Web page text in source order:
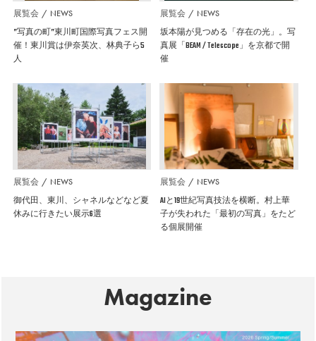
展覧会 NEWS
”写真の町”東川町国際写真フェス開
催！東川賞は伊奈英次、林典子ら5
人
展覧会 NEWS
坂本陽が見つめる「存在の光」。写
真展「BEAM / Telescope」を京都で開
催
展覧会 NEWS
御代田、東川、シャネルなどなど夏
休みに行きたい展示6選
展覧会 NEWS
AIと19世紀写真技法を横断。村上華
子が失われた「最初の写真」をたど
る個展開催
Magazine